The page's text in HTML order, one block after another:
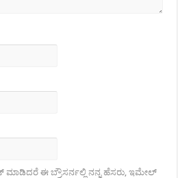
ಮಾಡಿದರೆ ಈ ಬ್ರೌಸರ್ನಲ್ಲಿ ನನ್ನ ಹೆಸರು, ಇಮೇಲ್